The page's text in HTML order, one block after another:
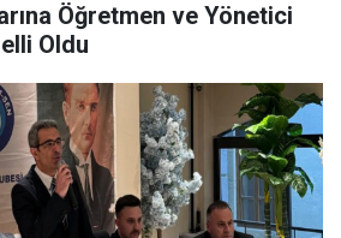
Öğretmen ve Yönetici
Oldu